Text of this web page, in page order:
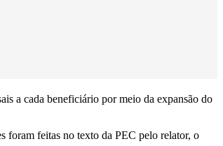
a cada beneficiário por meio da expansão do
foram feitas no texto da PEC pelo relator, o